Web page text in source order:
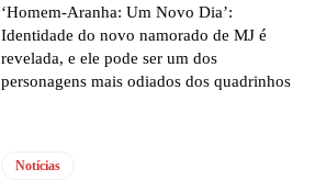
‘Homem-Aranha: Um Novo Dia’:
Identidade do novo namorado de MJ é
revelada, e ele pode ser um dos
personagens mais odiados dos quadrinhos
Notícias